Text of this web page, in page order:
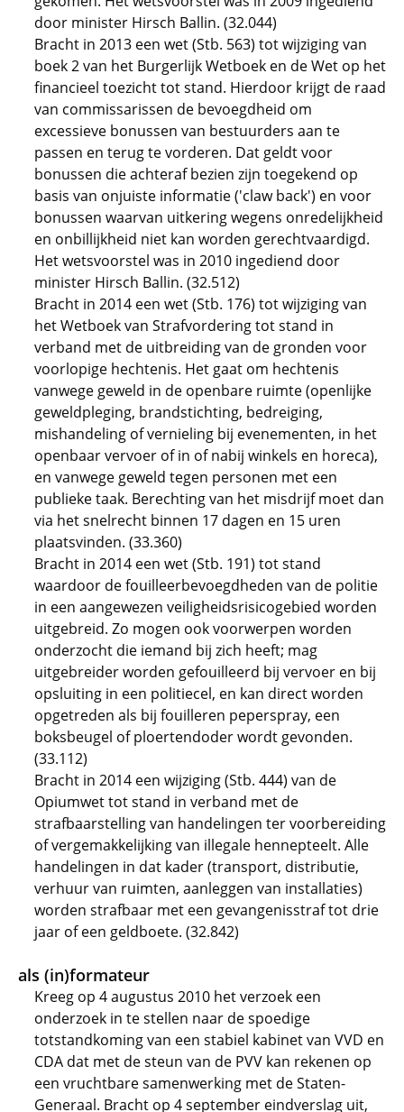
door minister Hirsch Ballin. (32.044)
Bracht in 2013 een wet (Stb. 563) tot wijziging van
boek 2 van het Burgerlijk Wetboek en de Wet op het
financieel toezicht tot stand. Hierdoor krijgt de raad
van commissarissen de bevoegdheid om
excessieve bonussen van bestuurders aan te
passen en terug te vorderen. Dat geldt voor
bonussen die achteraf bezien zijn toegekend op
basis van onjuiste informatie ('claw back') en voor
bonussen waarvan uitkering wegens onredelijkheid
en onbillijkheid niet kan worden gerechtvaardigd.
Het wetsvoorstel was in 2010 ingediend door
minister Hirsch Ballin. (32.512)
Bracht in 2014 een wet (Stb. 176) tot wijziging van
het Wetboek van Strafvordering tot stand in
verband met de uitbreiding van de gronden voor
voorlopige hechtenis. Het gaat om hechtenis
vanwege geweld in de openbare ruimte (openlijke
geweldpleging, brandstichting, bedreiging,
mishandeling of vernieling bij evenementen, in het
openbaar vervoer of in of nabij winkels en horeca),
en vanwege geweld tegen personen met een
publieke taak. Berechting van het misdrijf moet dan
via het snelrecht binnen 17 dagen en 15 uren
plaatsvinden. (33.360)
Bracht in 2014 een wet (Stb. 191) tot stand
waardoor de fouilleerbevoegdheden van de politie
in een aangewezen veiligheidsrisicogebied worden
uitgebreid. Zo mogen ook voorwerpen worden
onderzocht die iemand bij zich heeft; mag
uitgebreider worden gefouilleerd bij vervoer en bij
opsluiting in een politiecel, en kan direct worden
opgetreden als bij fouilleren peperspray, een
boksbeugel of ploertendoder wordt gevonden.
(33.112)
Bracht in 2014 een wijziging (Stb. 444) van de
Opiumwet tot stand in verband met de
strafbaarstelling van handelingen ter voorbereiding
of vergemakkelijking van illegale hennepteelt. Alle
handelingen in dat kader (transport, distributie,
verhuur van ruimten, aanleggen van installaties)
worden strafbaar met een gevangenisstraf tot drie
jaar of een geldboete. (32.842)
als (in)formateur
Kreeg op 4 augustus 2010 het verzoek een
onderzoek in te stellen naar de spoedige
totstandkoming van een stabiel kabinet van VVD en
CDA dat met de steun van de PVV kan rekenen op
een vruchtbare samenwerking met de Staten-
Generaal. Bracht op 4 september eindverslag uit,